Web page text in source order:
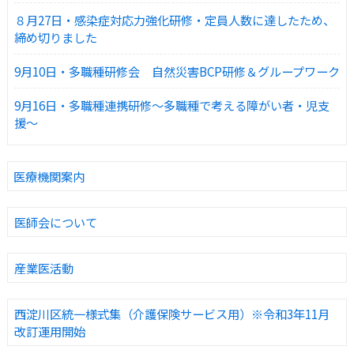
８月27日・感染症対応力強化研修・定員人数に達したため、
締め切りました
9月10日・多職種研修会 自然災害BCP研修＆グループワーク
9月16日・多職種連携研修～多職種で考える障がい者・児支
援～
医療機関案内
医師会について
産業医活動
西淀川区統一様式集（介護保険サービス用）※令和3年11月
改訂運用開始